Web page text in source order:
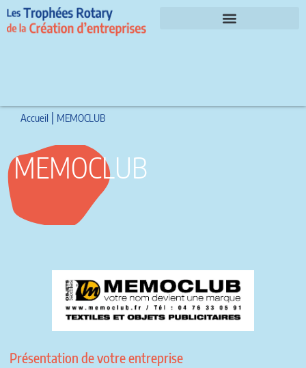
Accueil | MEMOCLUB
MEMOCLUB
Présentation de votre entreprise